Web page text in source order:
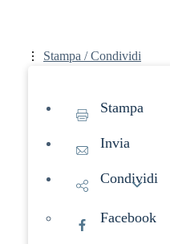
Stampa / Condividi
Stampa
Invia
Condividi
Facebook